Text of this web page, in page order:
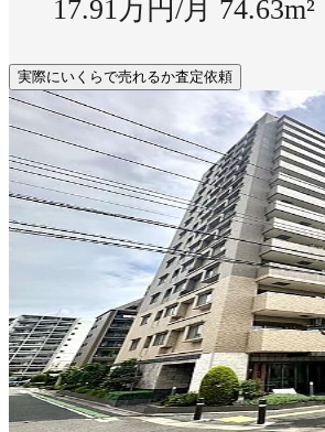
17.91万円/月 74.63m²
実際にいくらで売れるか査定依頼